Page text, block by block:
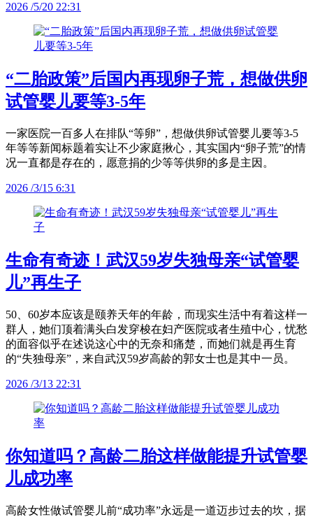
2026 /5/20 22:31
“二胎政策”后国内再现卵子荒，想做供卵
试管婴儿要等3-5年
一家医院一百多人在排队“等卵”，想做供卵试管婴儿要等3-5
年等等新闻标题着实让不少家庭揪心，其实国内“卵子荒”的情
况一直都是存在的，愿意捐的少等等供卵的多是主因。
2026 /3/15 6:31
生命有奇迹！武汉59岁失独母亲“试管婴
儿”再生子
50、60岁本应该是颐养天年的年龄，而现实生活中有着这样一
群人，她们顶着满头白发穿梭在妇产医院或者生殖中心，忧愁
的面容似乎在述说这心中的无奈和痛楚，而她们就是再生育
的“失独母亲”，来自武汉59岁高龄的郭女士也是其中一员。
2026 /3/13 22:31
你知道吗？高龄二胎这样做能提升试管婴
儿成功率
高龄女性做试管婴儿前“成功率”永远是一道迈步过去的坎，据